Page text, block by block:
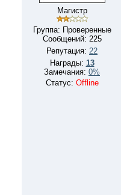
Магистр
Группа: Проверенные
Сообщений: 225
Репутация: 22
Награды: 13
Замечания: 0%
Статус: Offline